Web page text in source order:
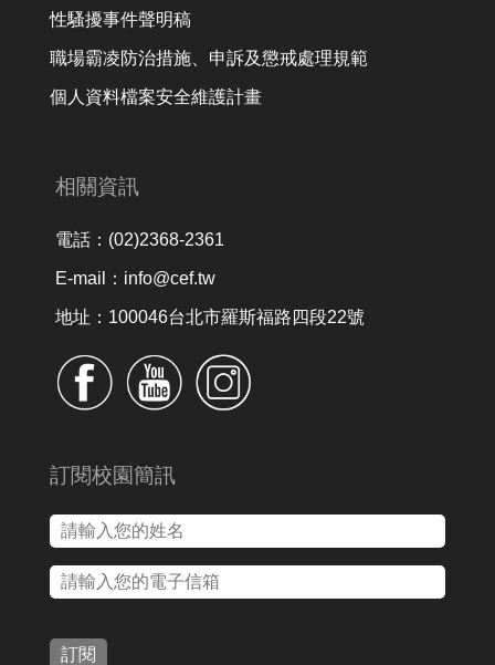
性騷擾事件聲明稿
職場霸凌防治措施、申訴及懲戒處理規範
個人資料檔案安全維護計畫
相關資訊
電話：(02)2368-2361
E-mail：info@cef.tw
地址：100046台北市羅斯福路四段22號
訂閱校園簡訊
訂閱